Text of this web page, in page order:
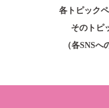
SNS公式アカウント運
大阪本社：〒557-0051 大
各トピック
そのトピ
（各SNS